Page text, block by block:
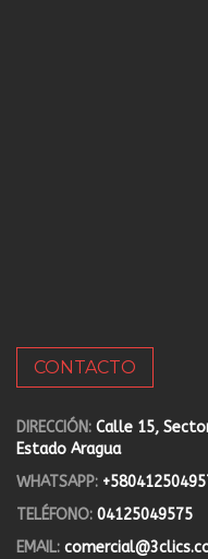
CONTACTO
DIRECCIÓN: Calle 15,
Estado Aragua
WHATSAPP:
TELÉFONO: 04125049575
EMAIL: